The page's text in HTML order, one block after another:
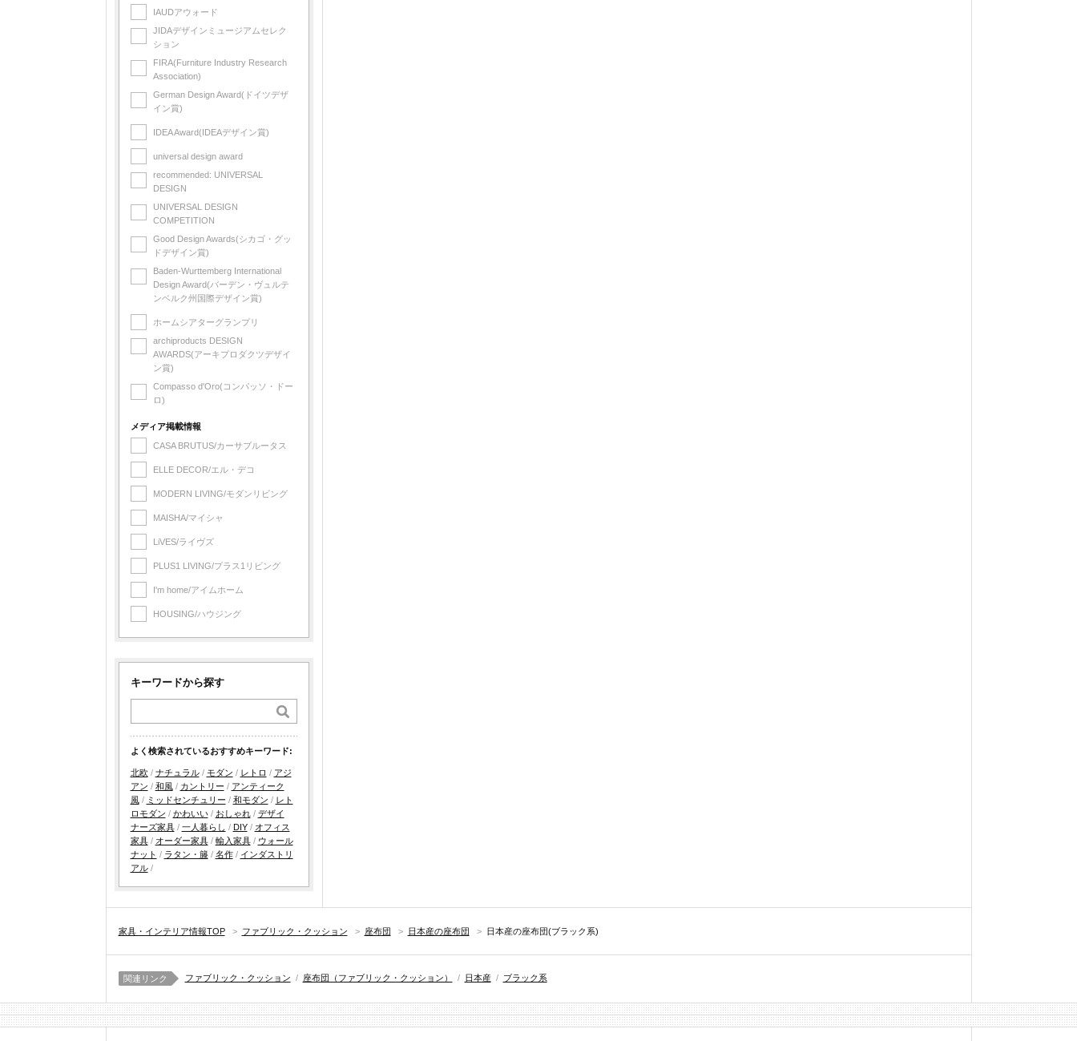
台湾製
IAUDアウォード
JIDAデザインミュージアムセレク
ション
FIRA(Furniture Industry Research
Association)
German Design Award(ドイツデザ
イン賞)
IDEA Award(IDEAデザイン賞)
universal design award
recommended: UNIVERSAL
DESIGN
UNIVERSAL DESIGN
COMPETITION
Good Design Awards(シカゴ・グッ
ドデザイン賞)
Baden-Wurttemberg International
Design Award(バーデン・ヴュルテ
ンベルク州国際デザイン賞)
ホームシアターグランプリ
archiproducts DESIGN
AWARDS(アーキプロダクツデザイ
ン賞)
Compasso d'Oro(コンパッソ・ドー
ロ)
メディア掲載情報
CASA BRUTUS/カーサブルータス
ELLE DECOR/エル・デコ
MODERN LIVING/モダンリビング
MAISHA/マイシャ
LiVES/ライヴズ
PLUS1 LIVING/プラス1リビング
I'm home/アイムホーム
HOUSING/ハウジング
キーワードから探す
よく検索されているおすすめキーワード:
北欧 / ナチュラル / モダン / レトロ / アジ
アン / 和風 / カントリー / アンティーク
風 / ミッドセンチュリー / 和モダン / レト
ロモダン / かわいい / おしゃれ / デザイ
ナーズ家具 / 一人暮らし / DIY / オフィス
家具 / オーダー家具 / 輸入家具 / ウォール
ナット / ラタン・籐 / 名作 / インダストリ
アル /
家具・インテリア情報TOP > ファブリック・クッション > 座布団 > 日本産の座布団 > 日本産の座布団(ブラック系)
関連リンク ファブリック・クッション / 座布団（ファブリック・クッション） / 日本産 / ブラック系